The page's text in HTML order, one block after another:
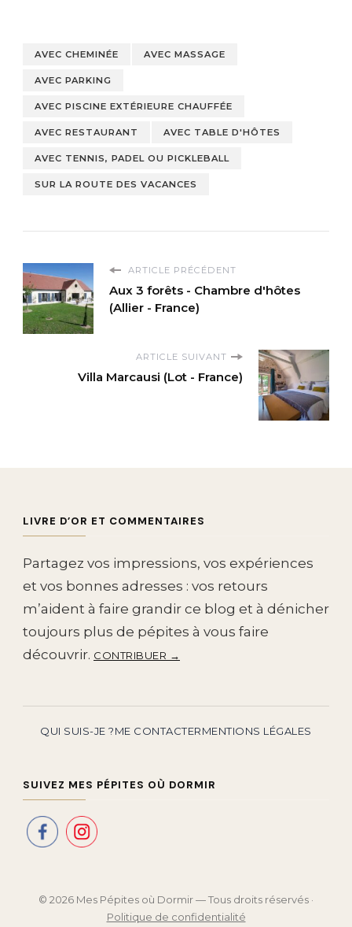
AVEC CHEMINÉE AVEC MASSAGE
AVEC PARKING
AVEC PISCINE EXTÉRIEURE CHAUFFÉE
AVEC RESTAURANT AVEC TABLE D'HÔTES
AVEC TENNIS, PADEL OU PICKLEBALL
SUR LA ROUTE DES VACANCES
ARTICLE PRÉCÉDENT
Aux 3 forêts - Chambre d'hôtes
(Allier - France)
ARTICLE SUIVANT
Villa Marcausi (Lot - France)
LIVRE D’OR ET COMMENTAIRES
Partagez vos impressions, vos expériences
et vos bonnes adresses : vos retours
m’aident à faire grandir ce blog et à dénicher
toujours plus de pépites à vous faire
découvrir. CONTRIBUER →
QUI SUIS-JE ?ME CONTACTERMENTIONS LÉGALES
SUIVEZ MES PÉPITES OÙ DORMIR
© 2026 Mes Pépites où Dormir — Tous droits réservés ·
Politique de confidentialité